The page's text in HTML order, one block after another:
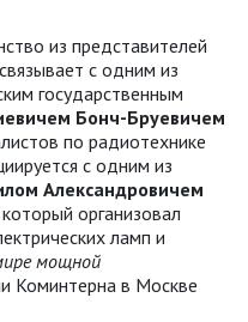
из представителей
с одним из
государственным
Бонч-Бруевичем
по радиотехнике
с одним из
Александровичем
организовал
ламп и
мощной
Коминтерна в Москве